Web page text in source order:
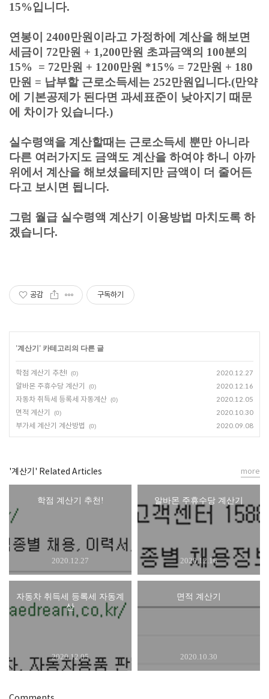
15%입니다.
연봉이 2400만원이라고 가정하에 계산을 해보면
세금이 72만원 + 1,200만원 초과금액의 100분의
15% = 72만원 + 1200만원 *15% = 72만원 + 180
만원 = 납부할 근로소득세는 252만원입니다.(만약
에 기본공제가 된다면 과세표준이 낮아지기 때문
에 차이가 있습니다.)
실수령액을 계산할때는 근로소득세 뿐만 아니라
다른 여러가지도 금액도 계산을 하여야 하니 아까
위에서 계산을 해보셨을테지만 금액이 더 줄어든
다고 보시면 됩니다.
그럼 월급 실수령액 계산기 이용방법 마치도록 하
겠습니다.
공감 구독하기
'계산기 ' 카테고리의 다른 글
학점 계산기 추천! (0) 2020.12.27
알바몬 주휴수당 계산기 (0) 2020.12.16
자동차 취득세 등록세 자동계산 (0) 2020.12.05
면적 계산기 (0) 2020.10.30
부가세 계산기 계산방법 (0) 2020.09.08
'계산기' Related Articles
학점 계산기 추천!
2020.12.27
알바몬 주휴수당 계산기
2020.12.16
자동차 취득세 등록세 자동계
산
2020.12.05
면적 계산기
2020.10.30
more